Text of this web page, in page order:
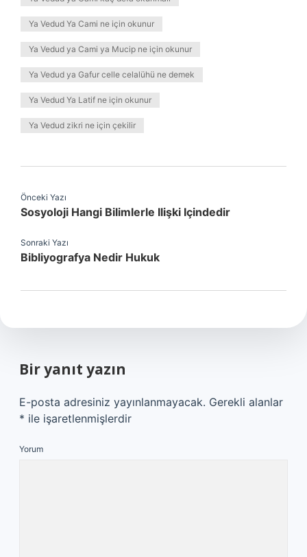
Ya Vedud Ya Cami ne için okunur
Ya Vedud ya Cami ya Mucip ne için okunur
Ya Vedud ya Gafur celle celalühü ne demek
Ya Vedud Ya Latif ne için okunur
Ya Vedud zikri ne için çekilir
Önceki Yazı
Sosyoloji Hangi Bilimlerle Ilişki Içindedir
Sonraki Yazı
Bibliyografya Nedir Hukuk
Bir yanıt yazın
E-posta adresiniz yayınlanmayacak. Gerekli alanlar
* ile işaretlenmişlerdir
Yorum